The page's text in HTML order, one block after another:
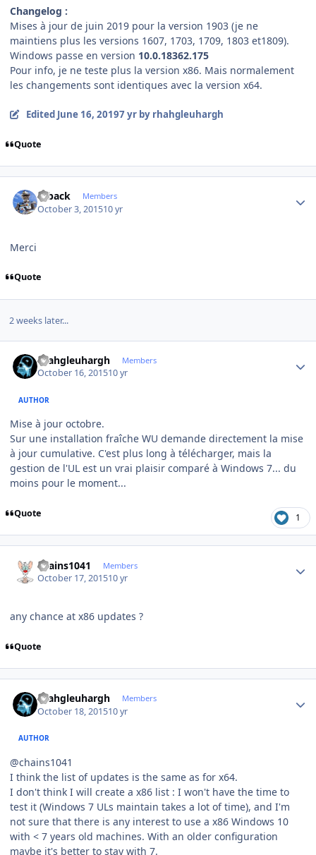
Changelog :
Mises à jour de juin 2019 pour la version 1903 (je ne
maintiens plus les versions 1607, 1703, 1709, 1803 et1809).
Windows passe en version 10.0.18362.175
Pour info, je ne teste plus la version x86. Mais normalement
les changements sont identiques avec la version x64.
Edited June 16, 20197 yrby rhahgleuhargh
Quote
ryback Members
October 3, 201510 yr
Merci
Quote
2 weeks later...
rhahgleuhargh Members
October 16, 201510 yr
AUTHOR
Mise à jour octobre.
Sur une installation fraîche WU demande directement la mise
à jour cumulative. C'est plus long à télécharger, mais la
gestion de l'UL est un vrai plaisir comparé à Windows 7... du
moins pour le moment...
Quote 1
chains1041 Members
October 17, 201510 yr
any chance at x86 updates ?
Quote
rhahgleuhargh Members
October 18, 201510 yr
AUTHOR
@chains1041
I think the list of updates is the same as for x64.
I don't think I will create a x86 list : I won't have the time to
test it (Windows 7 ULs maintain takes a lot of time), and I'm
not sure that there is any interest to use a x86 Windows 10
with < 7 years old machines. With an older configuration
maybe it's better to stay with 7.